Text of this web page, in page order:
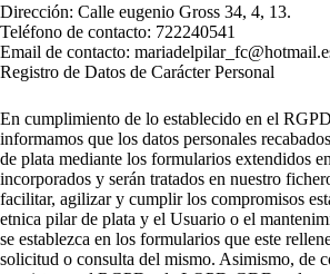
Dirección: Calle eugenio Gross 34, 4, 13.
Teléfono de contacto: 722240541
Email de contacto:
Registro de Datos de Carácter Personal
En cumplimiento de lo establecido en el
informamos que los datos personales
de plata mediante los formularios extendidos
incorporados y serán tratados en nuestro
facilitar, agilizar y cumplir los compromisos
etnica pilar de plata y el Usuario o el
se establezca en los formularios que este
solicitud o consulta del mismo. Asimismo, de